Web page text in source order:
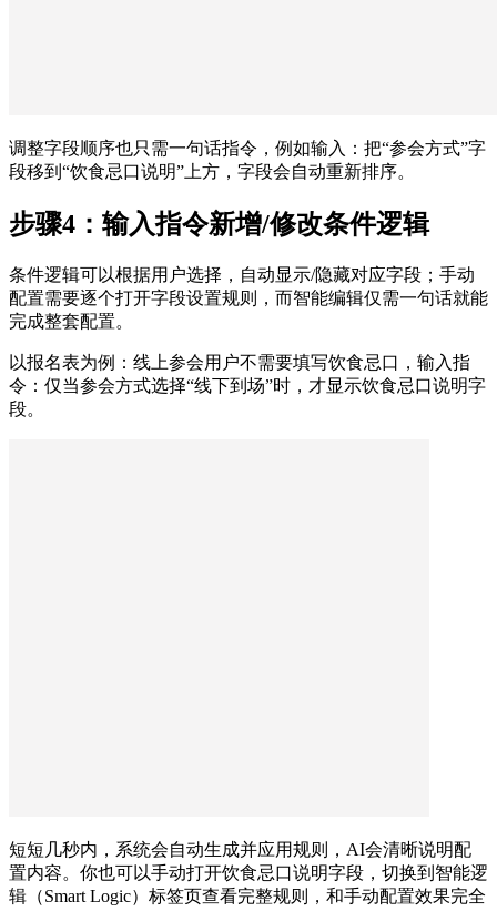
调整字段顺序也只需一句话指令，例如输入：把“参会方式”字
段移到“饮食忌口说明”上方，字段会自动重新排序。
步骤4：输入指令新增/修改条件逻辑
条件逻辑可以根据用户选择，自动显示/隐藏对应字段；手动
配置需要逐个打开字段设置规则，而智能编辑仅需一句话就能
完成整套配置。
以报名表为例：线上参会用户不需要填写饮食忌口，输入指
令：仅当参会方式选择“线下到场”时，才显示饮食忌口说明字
段。
短短几秒内，系统会自动生成并应用规则，AI会清晰说明配
置内容。你也可以手动打开饮食忌口说明字段，切换到智能逻
辑（Smart Logic）标签页查看完整规则，和手动配置效果完全